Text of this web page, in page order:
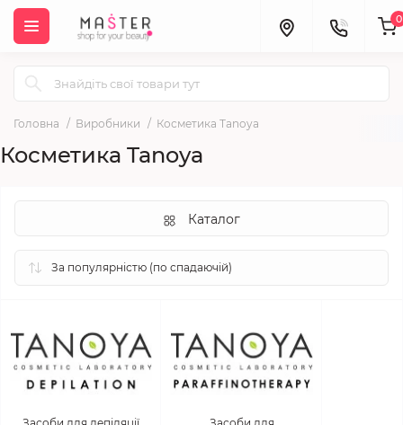
0
Головна Виробники Косметика Tanoya
Косметика Tanoya
Каталог